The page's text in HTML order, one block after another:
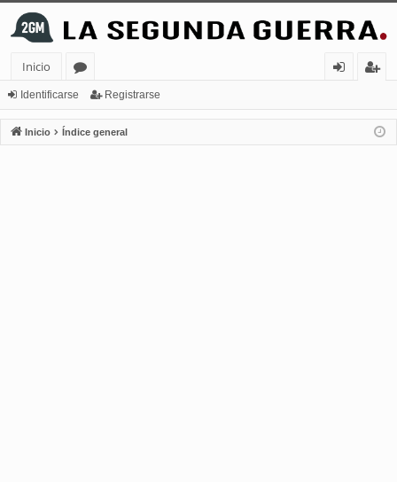
Inicio
or
os
nt
ifi
ist
ra
Identificarse Registrarse
Inicio Índice general